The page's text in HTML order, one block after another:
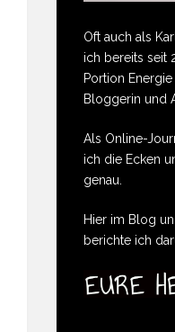
Oft auch als
ich bereits seit
Portion
Bloggerin und
Als Online-
ich die Ecken
genau.
Hier im Blog
berichte ich